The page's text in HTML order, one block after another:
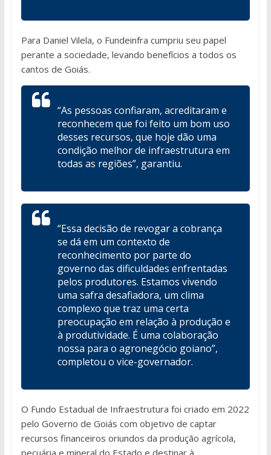
Para Daniel Vilela, o Fundeinfra cumpriu seu papel
perante a sociedade, levando benefícios a todos os
cantos de Goiás.
“As pessoas confiaram, acreditaram e
reconhecem que foi feito um bom uso
desses recursos, que hoje dão uma
condição melhor de infraestrutura em
todas as regiões”, garantiu.
“Essa decisão de revogar a cobrança
se dá em um contexto de
reconhecimento por parte do
governo das dificuldades enfrentadas
pelos produtores. Estamos vivendo
uma safra desafiadora, um clima
complexo que traz uma certa
preocupação em relação à produção e
à produtividade. É uma colaboração
nossa para o agronegócio goiano”,
completou o vice-governador.
O Fundo Estadual de Infraestrutura foi criado em 2022
pelo Governo de Goiás com objetivo de captar
recursos financeiros oriundos da produção agrícola,
pecuária e mineral do Estado e destinar à